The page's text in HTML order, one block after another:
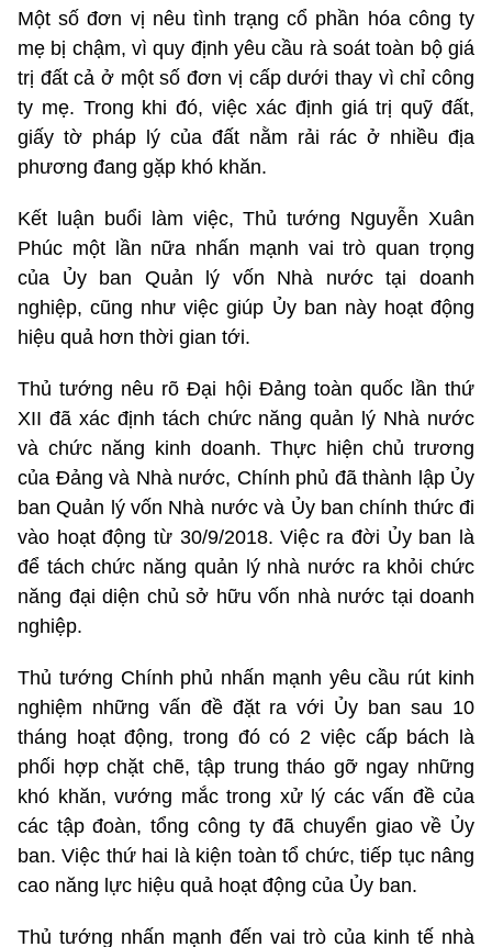
Một số đơn vị nêu tình trạng cổ phần hóa công ty
mẹ bị chậm, vì quy định yêu cầu rà soát toàn bộ giá
trị đất cả ở một số đơn vị cấp dưới thay vì chỉ công
ty mẹ. Trong khi đó, việc xác định giá trị quỹ đất,
giấy tờ pháp lý của đất nằm rải rác ở nhiều địa
phương đang gặp khó khăn.
Kết luận buổi làm việc, Thủ tướng Nguyễn Xuân
Phúc một lần nữa nhấn mạnh vai trò quan trọng
của Ủy ban Quản lý vốn Nhà nước tại doanh
nghiệp, cũng như việc giúp Ủy ban này hoạt động
hiệu quả hơn thời gian tới.
Thủ tướng nêu rõ Đại hội Đảng toàn quốc lần thứ
XII đã xác định tách chức năng quản lý Nhà nước
và chức năng kinh doanh. Thực hiện chủ trương
của Đảng và Nhà nước, Chính phủ đã thành lập Ủy
ban Quản lý vốn Nhà nước và Ủy ban chính thức đi
vào hoạt động từ 30/9/2018. Việc ra đời Ủy ban là
để tách chức năng quản lý nhà nước ra khỏi chức
năng đại diện chủ sở hữu vốn nhà nước tại doanh
nghiệp.
Thủ tướng Chính phủ nhấn mạnh yêu cầu rút kinh
nghiệm những vấn đề đặt ra với Ủy ban sau 10
tháng hoạt động, trong đó có 2 việc cấp bách là
phối hợp chặt chẽ, tập trung tháo gỡ ngay những
khó khăn, vướng mắc trong xử lý các vấn đề của
các tập đoàn, tổng công ty đã chuyển giao về Ủy
ban. Việc thứ hai là kiện toàn tổ chức, tiếp tục nâng
cao năng lực hiệu quả hoạt động của Ủy ban.
Thủ tướng nhấn mạnh đến vai trò của kinh tế nhà